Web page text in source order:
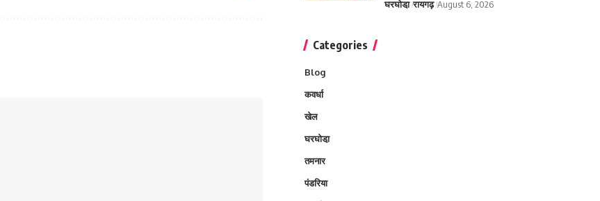
घरघोडा़ रायगढ़ August 6, 2026
Categories
Blog
कवर्धा
खेल
घरघोडा़
तमनार
पंडरिया